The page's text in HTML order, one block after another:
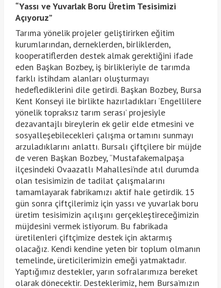
“Yassı ve Yuvarlak Boru Üretim Tesisimizi
Açıyoruz”
Tarıma yönelik projeler geliştirirken eğitim
kurumlarından, derneklerden, birliklerden,
kooperatiflerden destek almak gerektiğini ifade
eden Başkan Bozbey, iş birlikleriyle de tarımda
farklı istihdam alanları oluşturmayı
hedeflediklerini dile getirdi. Başkan Bozbey, Bursa
Kent Konseyi ile birlikte hazırladıkları ‘Engellilere
yönelik topraksız tarım serası’ projesiyle
dezavantajlı bireylerin ek gelir elde etmesini ve
sosyalleşebilecekleri çalışma ortamını sunmayı
arzuladıklarını anlattı. Bursalı çiftçilere bir müjde
de veren Başkan Bozbey, “Mustafakemalpaşa
ilçesindeki Ovaazatlı Mahallesi’nde atıl durumda
olan tesisimizin de tadilat çalışmalarını
tamamlayarak fabrikamızı aktif hale getirdik. 15
gün sonra çiftçilerimiz için yassı ve yuvarlak boru
üretim tesisimizin açılışını gerçekleştireceğimizin
müjdesini vermek istiyorum. Bu fabrikada
üretilenleri çiftçimize destek için aktarmış
olacağız. Kendi kendine yeten bir toplum olmanın
temelinde, üreticilerimizin emeği yatmaktadır.
Yaptığımız destekler, yarın sofralarımıza bereket
olarak dönecektir. Desteklerimiz, hem Bursa’mızın